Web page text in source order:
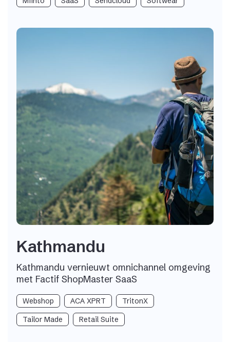
Kathmandu
Kathmandu vernieuwt omnichannel omgeving
met Factif ShopMaster SaaS
Webshop ACA XPRT
TritonX
Tailor Made
Retail Suite